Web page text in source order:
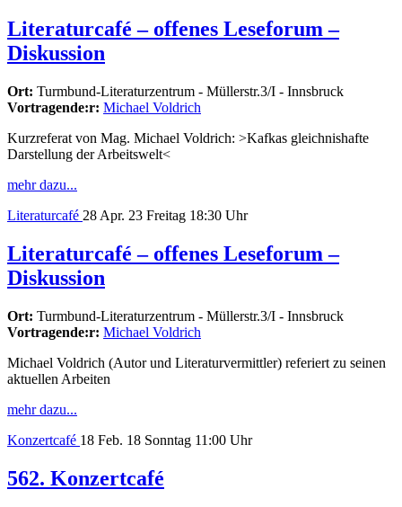
Literaturcafé – offenes Leseforum –
Diskussion
Ort: Turmbund-Literaturzentrum - Müllerstr.3/I - Innsbruck
Vortragende:r: Michael Voldrich
Kurzreferat von Mag. Michael Voldrich: >Kafkas gleichnishafte
Darstellung der Arbeitswelt<
mehr dazu...
Literaturcafé 28 Apr. 23 Freitag 18:30 Uhr
Literaturcafé – offenes Leseforum –
Diskussion
Ort: Turmbund-Literaturzentrum - Müllerstr.3/I - Innsbruck
Vortragende:r: Michael Voldrich
Michael Voldrich (Autor und Literaturvermittler) referiert zu seinen
aktuellen Arbeiten
mehr dazu...
Konzertcafé 18 Feb. 18 Sonntag 11:00 Uhr
562. Konzertcafé